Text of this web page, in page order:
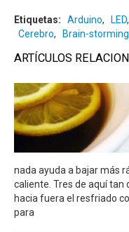
Etiquetas: Arduino, LED,
Cerebro, Brain-storming
ARTÍCULOS
nada ayuda a bajar más
caliente. Tres de aquí tan
hacia fuera el resfriado
para